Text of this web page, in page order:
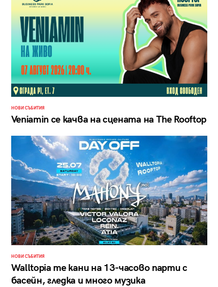
НОВИ СЪБИТИЯ
Veniamin се качва на сцената на The Rooftop
НОВИ СЪБИТИЯ
Walltopia те кани на 13-часово парти с
басейн, гледка и много музика